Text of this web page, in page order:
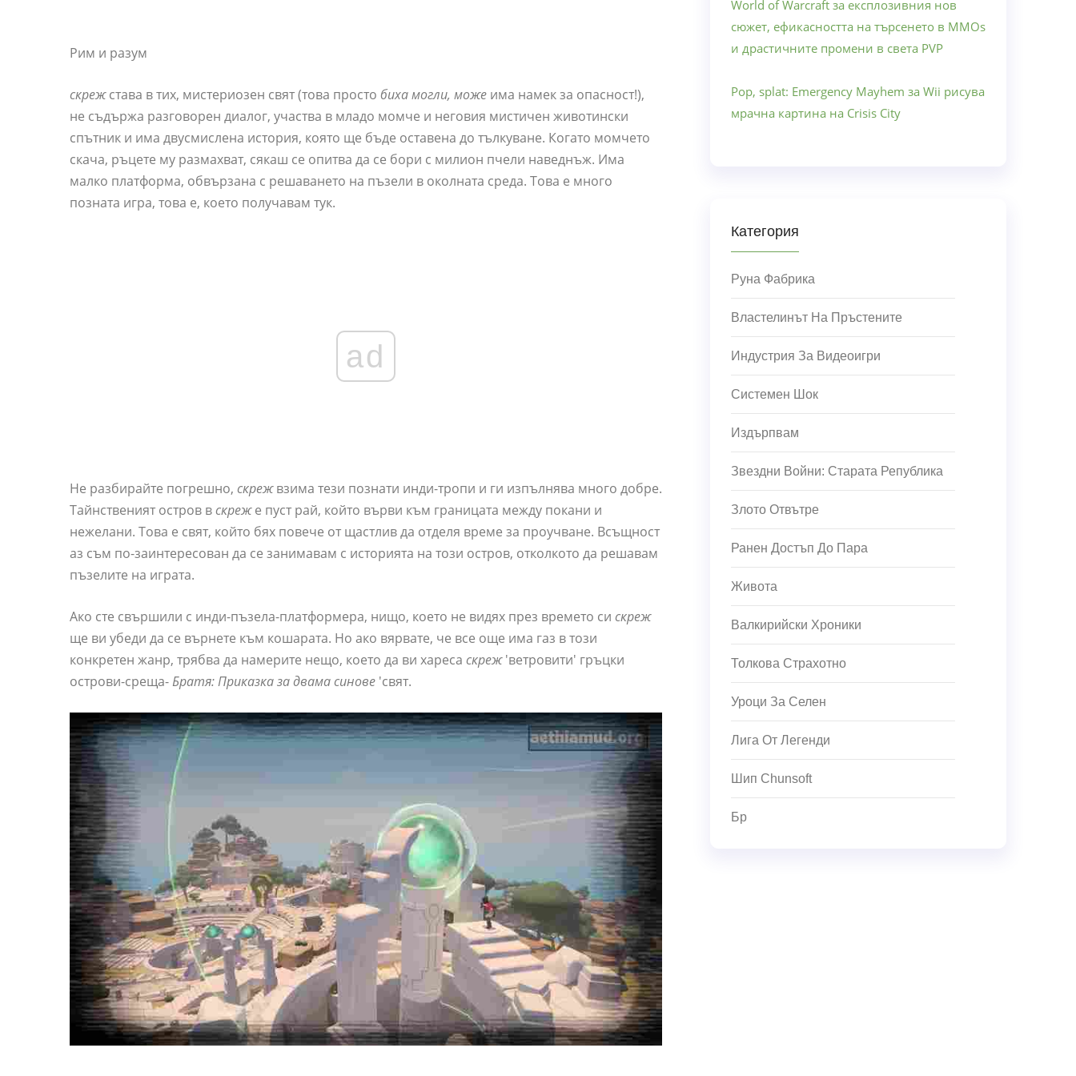
Рим и разум
скрежстава в тих, мистериозен свят (това просто биха могли, може има намек за опасност!),
не съдържа разговорен диалог, участва в младо момче и неговия мистичен животински
спътник и има двусмислена история, която ще бъде оставена до тълкуване. Когато момчето
скача, ръцете му размахват, сякаш се опитва да се бори с милион пчели наведнъж. Има
малко платформа, обвързана с решаването на пъзели в околната среда. Това е много
позната игра, това е, което получавам тук.
ad
Не разбирайте погрешно, скрежвзима тези познати инди-тропи и ги изпълнява много добре.
Тайнственият остров вскреже пуст рай, който върви към границата между покани и
нежелани. Това е свят, който бях повече от щастлив да отделя време за проучване. Всъщност
аз съм по-заинтересован да се занимавам с историята на този остров, отколкото да решавам
пъзелите на играта.
Ако сте свършили с инди-пъзела-платформера, нищо, което не видях през времето си скреж
ще ви убеди да се върнете към кошарата. Но ако вярвате, че все още има газ в този
конкретен жанр, трябва да намерите нещо, което да ви хареса скреж'ветровити' гръцки
острови-среща-Братя: Приказка за двама синове 'свят.
World of Warcraft за експлозивния нов
сюжет, ефикасността на търсенето в MMOs
и драстичните промени в света PVP
Pop, splat: Emergency Mayhem за Wii рисува
мрачна картина на Crisis City
Категория
Руна Фабрика
Властелинът На Пръстените
Индустрия За Видеоигри
Системен Шок
Издърпвам
Звездни Войни: Старата Република
Злото Отвътре
Ранен Достъп До Пара
Живота
Валкирийски Хроники
Толкова Страхотно
Уроци За Селен
Лига От Легенди
Шип Chunsoft
Бр